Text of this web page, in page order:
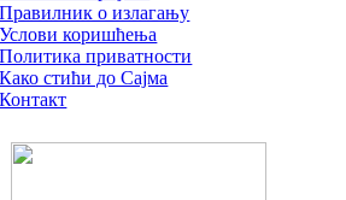
Правилник о излагању
Услови коришћења
Политика приватности
Како стићи до Сајма
Контакт